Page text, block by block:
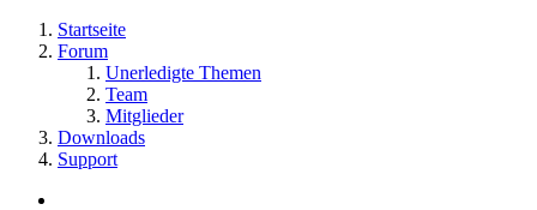
Startseite
Forum
Unerledigte Themen
Team
Mitglieder
Downloads
Support